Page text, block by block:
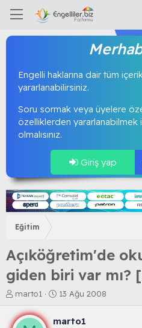
Engelli haklarına dair tüm
yararlanabilirsiniz.
Soru sormak veya üyelere
özelliklerden yararlanabilmek
olmalısınız.
Giriş yap
Eğitim
Açıköğretim'de
giden biri var mı?
K
o
n
b
marto1
B
a
l
13 Ağu 2008
marto1